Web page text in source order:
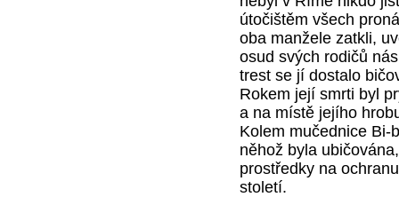
útočištěm všech
oba manžele zatkli,
osud svých rodičů
trest se jí dostalo
Rokem její smrti byl
a na místě jejího
Kolem mučednice Bi-
něhož byla
prostředky na
století.